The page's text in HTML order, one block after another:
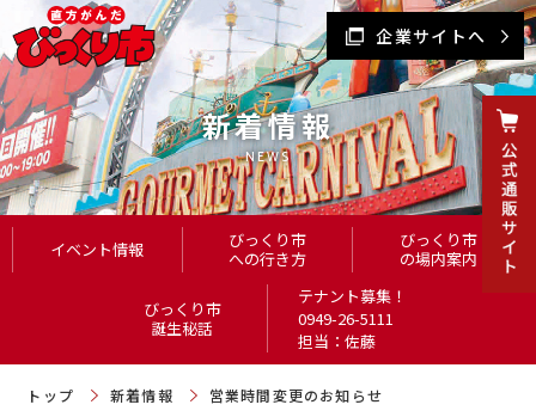
企業サイトへ
新着情報
NEWS
イベント情報
びっくり市
への行き方
びっくり市
の場内案内
びっくり市
誕生秘話
テナント募集！
0949-26-5111
担当：佐藤
トップ 新着情報 営業時間変更のお知らせ